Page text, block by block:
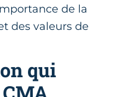
de la
des valeurs de
qui